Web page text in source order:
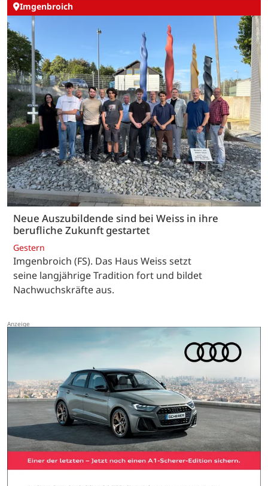
Imgenbroich
Neue Auszubildende sind bei Weiss in ihre
berufliche Zukunft gestartet
Gestern
Imgenbroich (FS). Das Haus Weiss setzt
seine langjährige Tradition fort und bildet
Nachwuchskräfte aus.